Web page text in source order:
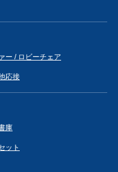
ー / ロビーチェア
応接
庫
ット